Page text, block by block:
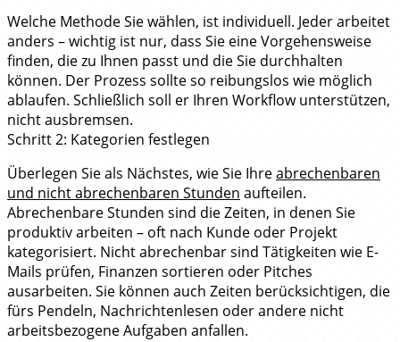
Welche Methode Sie wählen, ist individuell. Jeder arbeitet
anders – wichtig ist nur, dass Sie eine Vorgehensweise
finden, die zu Ihnen passt und die Sie durchhalten
können. Der Prozess sollte so reibungslos wie möglich
ablaufen. Schließlich soll er Ihren Workflow unterstützen,
nicht ausbremsen.
Schritt 2: Kategorien festlegen
Überlegen Sie als Nächstes, wie Sie Ihreabrechenbaren
und nicht abrechenbaren Stunden aufteilen.
Abrechenbare Stunden sind die Zeiten, in denen Sie
produktiv arbeiten – oft nach Kunde oder Projekt
kategorisiert. Nicht abrechenbar sind Tätigkeiten wie E-
Mails prüfen, Finanzen sortieren oder Pitches
ausarbeiten. Sie können auch Zeiten berücksichtigen, die
fürs Pendeln, Nachrichtenlesen oder andere nicht
arbeitsbezogene Aufgaben anfallen.